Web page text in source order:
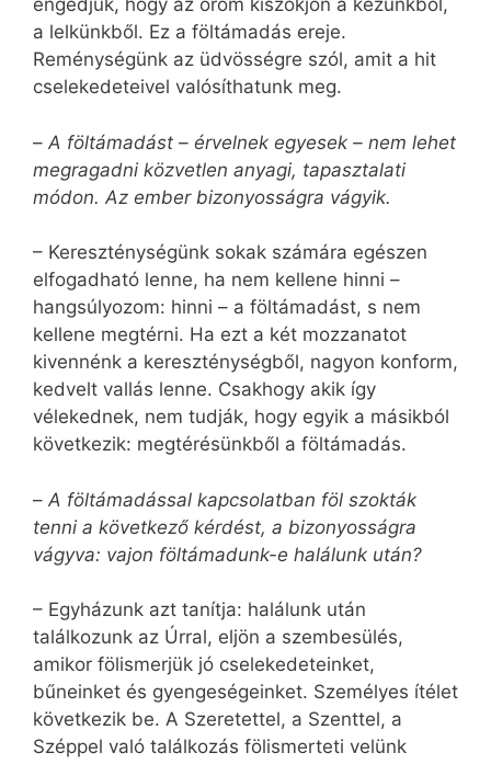
engedjük, hogy az öröm kiszökjön a kezünkből,
a lelkünkből. Ez a föltámadás ereje.
Reménységünk az üdvösségre szól, amit a hit
cselekedeteivel valósíthatunk meg.
– A föltámadást – érvelnek egyesek – nem lehet
megragadni közvetlen anyagi, tapasztalati
módon. Az ember bizonyosságra vágyik.
– Kereszténységünk sokak számára egészen
elfogadható lenne, ha nem kellene hinni –
hangsúlyozom: hinni – a föltámadást, s nem
kellene megtérni. Ha ezt a két mozzanatot
kivennénk a kereszténységből, nagyon konform,
kedvelt vallás lenne. Csakhogy akik így
vélekednek, nem tudják, hogy egyik a másikból
következik: megtérésünkből a föltámadás.
– A föltámadással kapcsolatban föl szokták
tenni a következő kérdést, a bizonyosságra
vágyva: vajon föltámadunk-e halálunk után?
– Egyházunk azt tanítja: halálunk után
találkozunk az Úrral, eljön a szembesülés,
amikor fölismerjük jó cselekedeteinket,
bűneinket és gyengeségeinket. Személyes ítélet
következik be. A Szeretettel, a Szenttel, a
Széppel való találkozás fölismerteti velünk